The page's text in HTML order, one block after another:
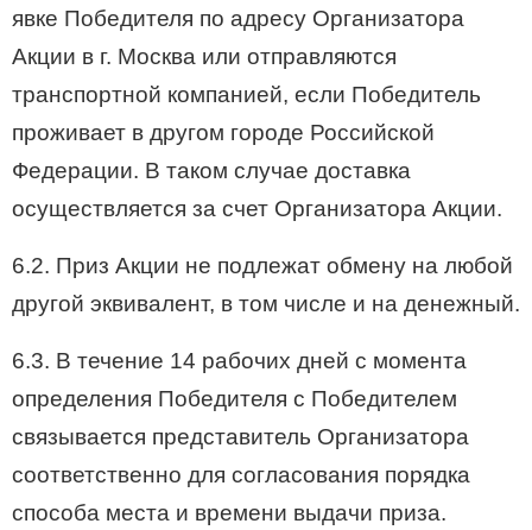
явке Победителя по адресу Организатора
Акции в г. Москва или отправляются
транспортной компанией, если Победитель
проживает в другом городе Российской
Федерации. В таком случае доставка
осуществляется за счет Организатора Акции.
6.2. Приз Акции не подлежат обмену на любой
другой эквивалент, в том числе и на денежный.
6.3. В течение 14 рабочих дней с момента
определения Победителя с Победителем
связывается представитель Организатора
соответственно для согласования порядка
способа места и времени выдачи приза.